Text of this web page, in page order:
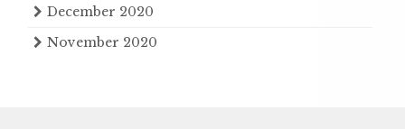
December 2020
November 2020